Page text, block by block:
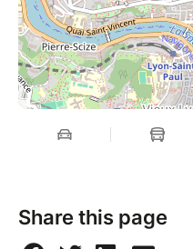
Share this page